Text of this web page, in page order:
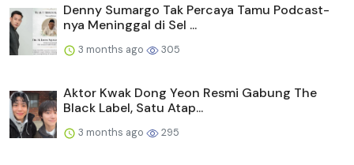
Denny Sumargo Tak Percaya Tamu Podcast-
nya Meninggal di Sel ...
3 months ago 305
Aktor Kwak Dong Yeon Resmi Gabung The
Black Label, Satu Atap...
3 months ago 295